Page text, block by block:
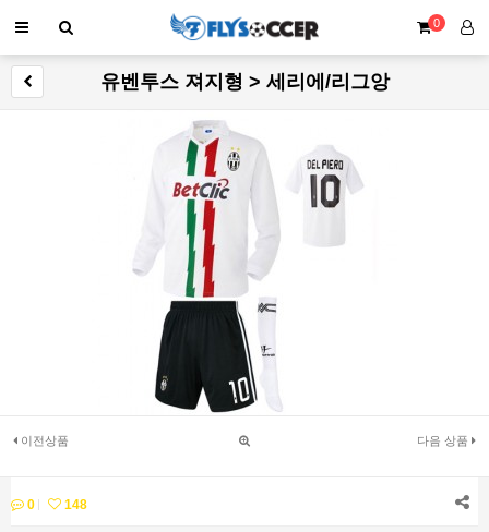
0
유벤투스 져지형 > 세리에/리그앙
이전상품 다음 상품
0 148